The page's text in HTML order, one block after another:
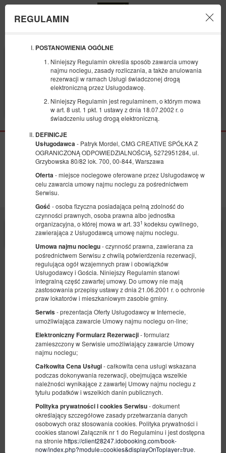
REGULAMIN
POSTANOWIENIA OGÓLNE
Niniejszy Regulamin określa sposób zawarcia umowy
najmu noclegu, zasady rozliczania, a także anulowania
rezerwacji w ramach Usługi świadczonej drogą
elektroniczną przez Usługodawcę.
Niniejszy Regulamin jest regulaminem, o którym mowa
w art. 8 ust. 1 pkt. 1 ustawy z dnia 18.07.2002 r. o
świadczeniu usług drogą elektroniczną.
DEFINICJE
Usługodawca - Patryk Mordel, CMG CREATIVE SPÓŁKA Z
OGRANICZONĄ ODPOWIEDZIALNOŚCIĄ, 5272951284, ul.
Grzybowska 80/82 lok. 700, 00-844, Warszawa
Oferta - miejsce noclegowe oferowane przez Usługodawcę w
celu zawarcia umowy najmu noclegu za pośrednictwem
Serwisu.
Gość - osoba fizyczna posiadająca pełną zdolność do
czynności prawnych, osoba prawna albo jednostka
organizacyjna, o której mowa w art. 331 kodeksu cywilnego,
zawierająca z Usługodawcą umowę najmu noclegu.
Umowa najmu noclegu- czynność prawna, zawierana za
pośrednictwem Serwisu z chwilą potwierdzenia rezerwacji,
regulująca ogół wzajemnych praw i obowiązków
Usługodawcy i Gościa. Niniejszy Regulamin stanowi
integralną część zawartej umowy. Do umowy nie mają
zastosowania przepisy ustawy z dnia 21.06.2001 r. o ochronie
praw lokatorów i mieszkaniowym zasobie gminy.
Serwis - prezentacja Oferty Usługodawcy w Internecie,
umożliwiająca zawarcie Umowy najmu noclegu on-line;
Elektroniczny Formularz Rezerwacji- formularz
zamieszczony w Serwisie umożliwiający zawarcie Umowy
najmu noclegu;
Całkowita Cena Usługi- całkowita cena usługi wskazana
podczas dokonywania rezerwacji, obejmująca wszelkie
należności wynikające z zawartej Umowy najmu noclegu z
tytułu podatków i wszelkich danin publicznych.
Polityka prywatności i cookies Serwisu- dokument
określający szczegółowe zasady przetwarzania danych
osobowych oraz stosowania cookies. Polityka prywatności i
cookies stanowi Załącznik nr 1 do Regulaminu i jest dostępna
na stronie https://client28247.idobooking.com/book-
now/index.php?module=cookies&displayOnToplayer=true.
08
2026
FILTRY
Brak dostępnych ofert.
W wybranym terminie nie dysponujemy żadnymi wolnymi miejscami. Spróbuj
ponownie wyszukać ofertę stosując inne kryteria wyszukiwania.
Wyszukaj ponownie
Strona korzysta z plików cookie w celu realizacji usług zgodnie z
Polityką dotyczącą cookies. Możesz określić warunki
Bezpieczeństwo
Najwyższy poziom bezpieczeństwa zapewnia zgodność ze
standardem PCI DSS.
Bezpośrednia rezerwacja to gwarancja dostępności pokoju i
pełna oferta.
Niższa cena
Rezerwacja przez nasz system to lepsze warunki rezerwacji,
bez dodatkowych prowizji.
Regulamin Polityka prywatności